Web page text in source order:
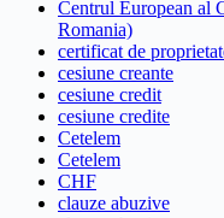
Centrul European al
Romania)
certificat de
cesiune creante
cesiune credit
cesiune credite
Cetelem
Cetelem
CHF
clauze abuzive